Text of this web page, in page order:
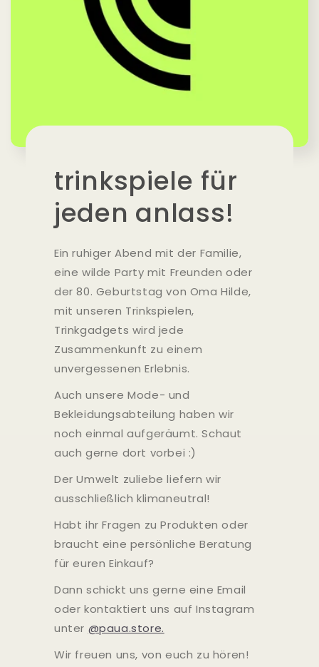
trinkspiele für
jeden anlass!
Ein ruhiger Abend mit der Familie,
eine wilde Party mit Freunden oder
der 80. Geburtstag von Oma Hilde,
mit unseren Trinkspielen,
Trinkgadgets wird jede
Zusammenkunft zu einem
unvergessenen Erlebnis.
Auch unsere Mode- und
Bekleidungsabteilung haben wir
noch einmal aufgeräumt. Schaut
auch gerne dort vorbei :)
Der Umwelt zuliebe liefern wir
ausschließlich klimaneutral!
Habt ihr Fragen zu Produkten oder
braucht eine persönliche Beratung
für euren Einkauf?
Dann schickt uns gerne eine Email
oder kontaktiert uns auf Instagram
unter @paua.store.
Wir freuen uns, von euch zu hören!